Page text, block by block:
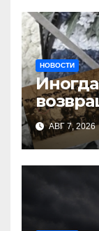
НОВОСТИ
АВГ 7, 2026